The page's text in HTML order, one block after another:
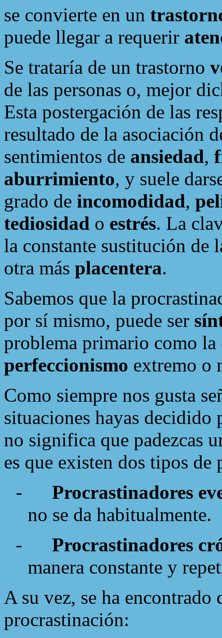
se convierte en un
puede llegar a requerir
Se trataría de un trastorno
de las personas o, mejor
Esta postergación de las
resultado de la asociación
sentimientos de ansiedad,
aburrimiento, y suele
grado de incomodidad,
tediosidad o estrés. La
la constante sustitución de
otra más placentera.
Sabemos que la
por sí mismo, puede ser
problema primario como la
perfeccionismo extremo o
Como siempre nos gusta
situaciones hayas decidido
no significa que padezcas
es que existen dos tipos de
-
Procrastinadores
no se da habitualmente.
-
Procrastinadores
manera constante y
A su vez, se ha encontrado
procrastinación: